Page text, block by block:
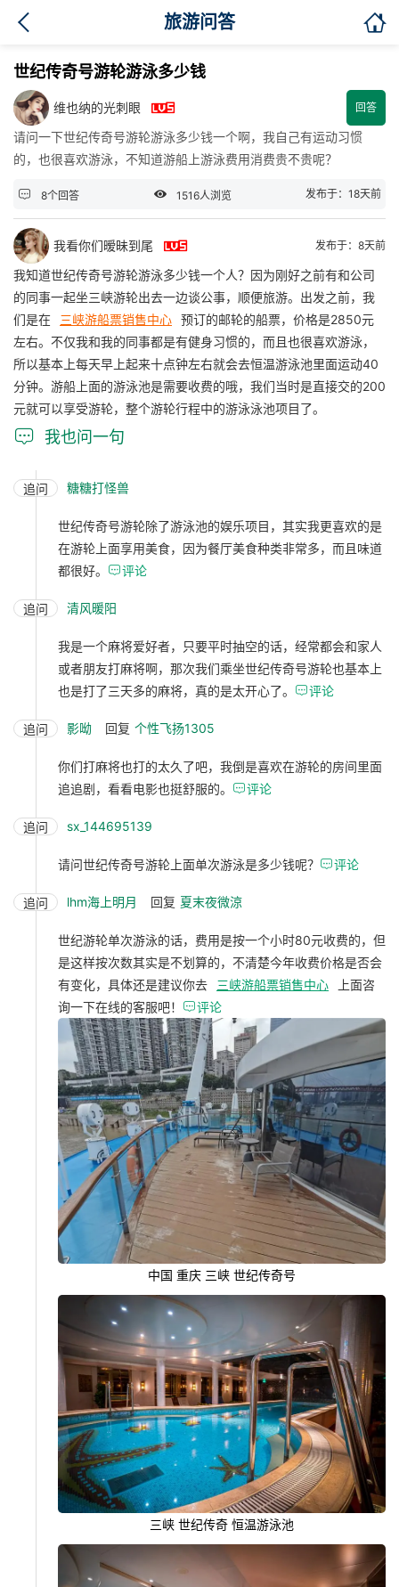
旅游问答 
世纪传奇号游轮游泳多少钱
维也纳的光刺眼  回答
请问一下世纪传奇号游轮游泳多少钱一个啊，我自己有运动习惯
的，也很喜欢游泳，不知道游船上游泳费用消费贵不贵呢？
 8个回答  1516人浏览 发布于：18天前
我看你们暧昧到尾  发布于：8天前
我知道世纪传奇号游轮游泳多少钱一个人？因为刚好之前有和公司
的同事一起坐三峡游轮出去一边谈公事，顺便旅游。出发之前，我
们是在
三峡游船票销售中心 预订的邮轮的船票，价格是2850元
左右。不仅我和我的同事都是有健身习惯的，而且也很喜欢游泳，
所以基本上每天早上起来十点钟左右就会去恒温游泳池里面运动40
分钟。游船上面的游泳池是需要收费的哦，我们当时是直接交的200
元就可以享受游轮，整个游轮行程中的游泳泳池项目了。
 我也问一句
追问 糖糖打怪兽
世纪传奇号游轮除了游泳池的娱乐项目，其实我更喜欢的是
在游轮上面享用美食，因为餐厅美食种类非常多，而且味道
都很好。 评论
追问 清风暖阳
我是一个麻将爱好者，只要平时抽空的话，经常都会和家人
或者朋友打麻将啊，那次我们乘坐世纪传奇号游轮也基本上
也是打了三天多的麻将，真的是太开心了。 评论
追问 影呦 回复 个性飞扬1305
你们打麻将也打的太久了吧，我倒是喜欢在游轮的房间里面
追追剧，看看电影也挺舒服的。 评论
追问 sx_144695139
请问世纪传奇号游轮上面单次游泳是多少钱呢？ 评论
追问 lhm海上明月 回复 夏末夜微涼
世纪游轮单次游泳的话，费用是按一个小时80元收费的，但
是这样按次数其实是不划算的，不清楚今年收费价格是否会
有变化，具体还是建议你去
三峡游船票销售中心
上面咨
询一下在线的客服吧！ 评论
中国 重庆 三峡 世纪传奇号
三峡 世纪传奇 恒温游泳池